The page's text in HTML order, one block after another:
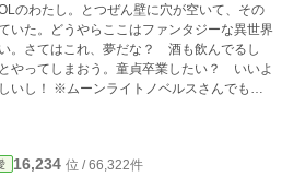
のわたし。とつぜん壁に穴が空いて、その
いた。どうやらここはファンタジーな異世界
。さてはこれ、夢だな？ 酒も飲んでるし
やってしまおう。童貞卒業したい？ いいよ
スさんでも公
16,234 位 / 66,322件